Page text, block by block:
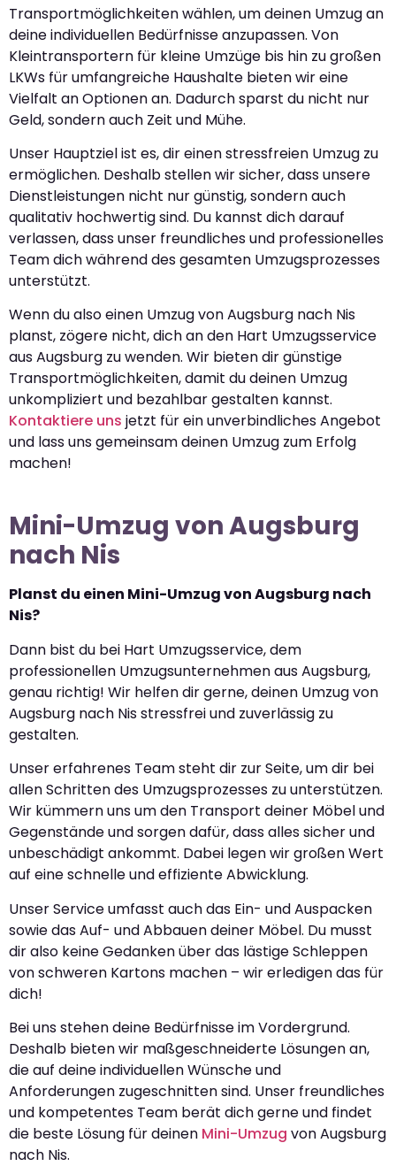
Transportmöglichkeiten wählen, um deinen Umzug an
deine individuellen Bedürfnisse anzupassen. Von
Kleintransportern für kleine Umzüge bis hin zu großen
LKWs für umfangreiche Haushalte bieten wir eine
Vielfalt an Optionen an. Dadurch sparst du nicht nur
Geld, sondern auch Zeit und Mühe.
Unser Hauptziel ist es, dir einen stressfreien Umzug zu
ermöglichen. Deshalb stellen wir sicher, dass unsere
Dienstleistungen nicht nur günstig, sondern auch
qualitativ hochwertig sind. Du kannst dich darauf
verlassen, dass unser freundliches und professionelles
Team dich während des gesamten Umzugsprozesses
unterstützt.
Wenn du also einen Umzug von Augsburg nach Nis
planst, zögere nicht, dich an den Hart Umzugsservice
aus Augsburg zu wenden. Wir bieten dir günstige
Transportmöglichkeiten, damit du deinen Umzug
unkompliziert und bezahlbar gestalten kannst.
Kontaktiere uns jetzt für ein unverbindliches Angebot
und lass uns gemeinsam deinen Umzug zum Erfolg
machen!
Mini-Umzug von Augsburg
nach Nis
Planst du einen Mini-Umzug von Augsburg nach
Nis?
Dann bist du bei Hart Umzugsservice, dem
professionellen Umzugsunternehmen aus Augsburg,
genau richtig! Wir helfen dir gerne, deinen Umzug von
Augsburg nach Nis stressfrei und zuverlässig zu
gestalten.
Unser erfahrenes Team steht dir zur Seite, um dir bei
allen Schritten des Umzugsprozesses zu unterstützen.
Wir kümmern uns um den Transport deiner Möbel und
Gegenstände und sorgen dafür, dass alles sicher und
unbeschädigt ankommt. Dabei legen wir großen Wert
auf eine schnelle und effiziente Abwicklung.
Unser Service umfasst auch das Ein- und Auspacken
sowie das Auf- und Abbauen deiner Möbel. Du musst
dir also keine Gedanken über das lästige Schleppen
von schweren Kartons machen – wir erledigen das für
dich!
Bei uns stehen deine Bedürfnisse im Vordergrund.
Deshalb bieten wir maßgeschneiderte Lösungen an,
die auf deine individuellen Wünsche und
Anforderungen zugeschnitten sind. Unser freundliches
und kompetentes Team berät dich gerne und findet
die beste Lösung für deinen Mini-Umzug von Augsburg
nach Nis.